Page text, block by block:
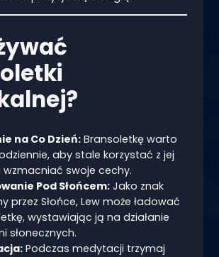
na Co Dzień:Bransoletkę warto
aby stale korzystać z jej
wzmacniać swoje cechy.
Pod Słońcem:Jako znak
przez Słońce, Lew może ładować
wystawiając ją na działanie
słonecznych.
Podczas medytacji trzymaj